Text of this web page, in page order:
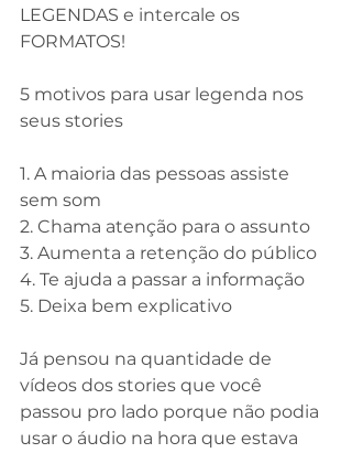
LEGENDAS e intercale os
FORMATOS!
5 motivos para usar legenda nos
seus stories
1. A maioria das pessoas assiste
sem som
2. Chama atenção para o assunto
3. Aumenta a retenção do público
4. Te ajuda a passar a informação
5. Deixa bem explicativo
Já pensou na quantidade de
vídeos dos stories que você
passou pro lado porque não podia
usar o áudio na hora que estava